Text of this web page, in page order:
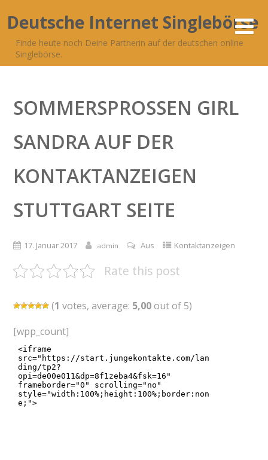
Deutsche Internet Singlebörse
Finde heute noch Deine Partnerin auf der deutschen online
Singlebörse.
SOMMERSPROSSEN GIRL
SANDRA AUF DER
KONTAKTANZEIGEN
STUTTGART SEITE
17. Januar 2017 admin Aus Kontaktanzeigen
Rate this post
(1 votes, average: 5,00out of 5)
[wpp_count]